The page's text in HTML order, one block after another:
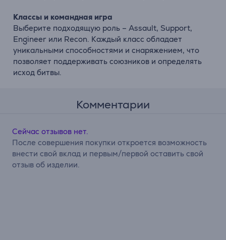
Классы и командная игра
Выберите подходящую роль – Assault, Support,
Engineer или Recon. Каждый класс обладает
уникальными способностями и снаряжением, что
позволяет поддерживать союзников и определять
исход битвы.
Комментарии
Сейчас отзывов нет.
После совершения покупки откроется возможность
внести свой вклад и первым/первой оставить свой
отзыв об изделии.